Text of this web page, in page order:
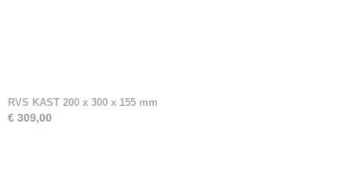
RVS KAST 200 x 300 x 155 mm
€ 309,00